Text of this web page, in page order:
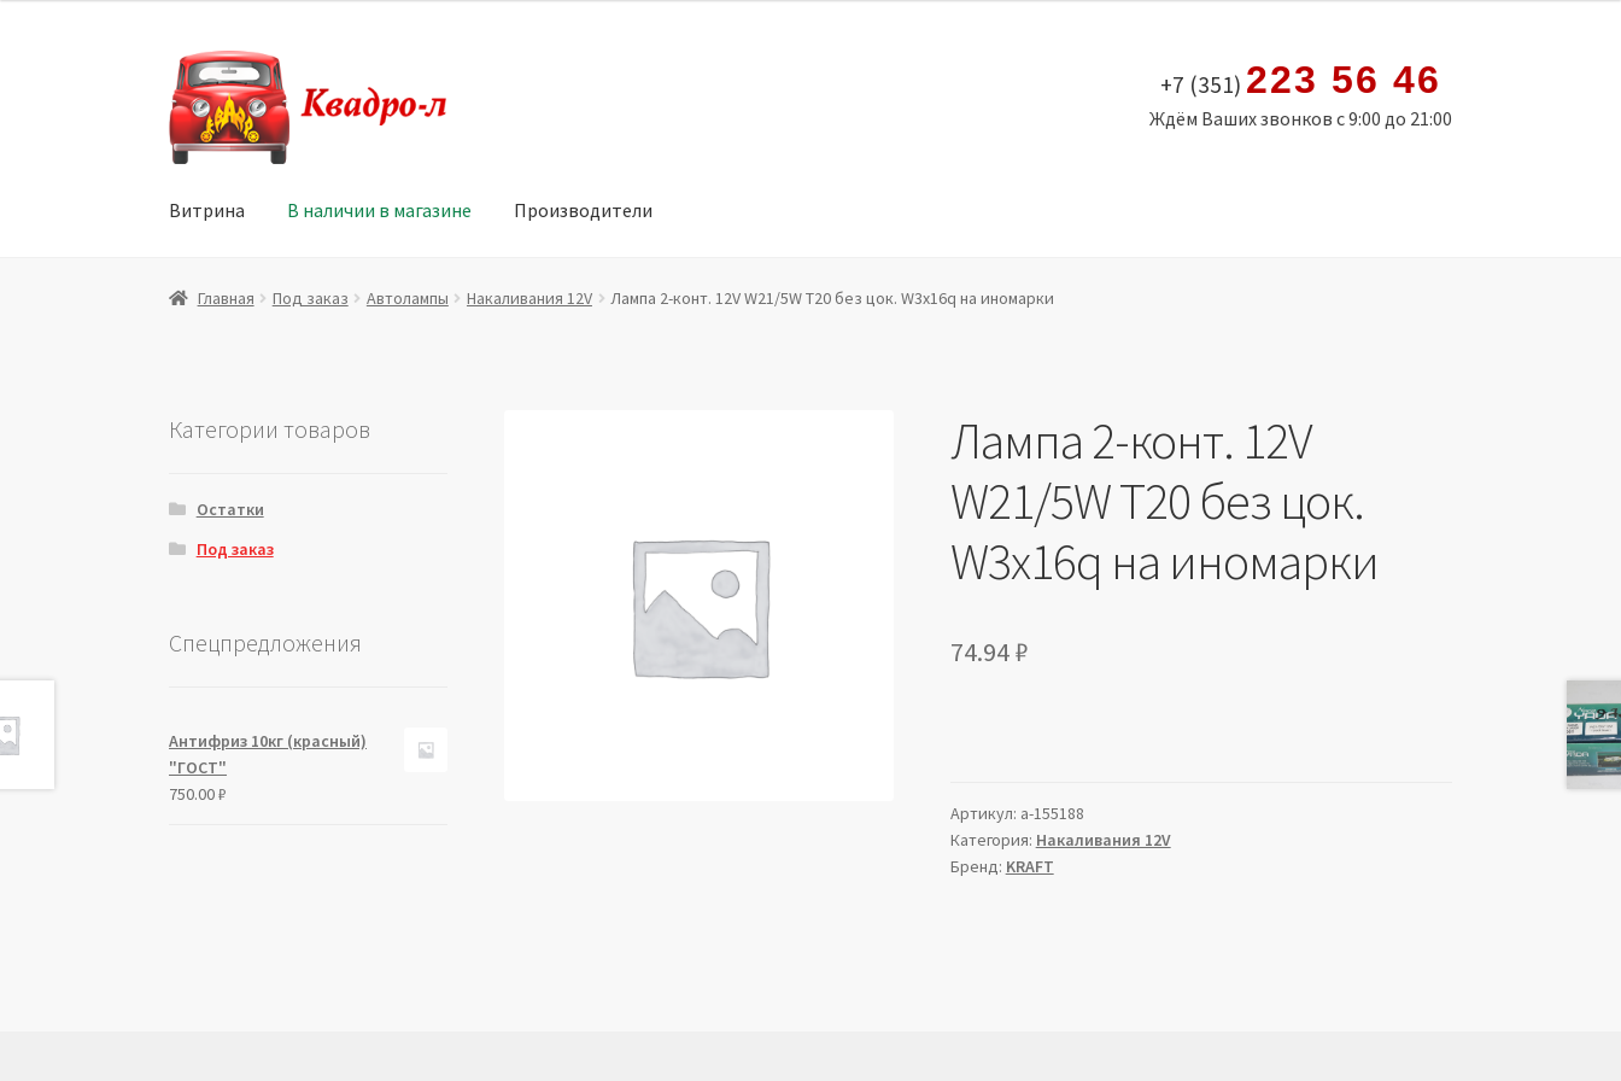
Перейти
к
навигации
Перейти
к
содержимому
+7 (351) 223 56 46
Ждём Ваших звонков с 9:00 до 21:00
Витрина В наличии в магазине Производители
Главная Витрина Мой аккаунт Политика в отношении обработки персональных данных Производители
Главная Под заказ Автолампы Накаливания 12V Лампа 2-конт. 12V W21/5W T20 без цок. W3x16q на иномарки
Лампа 2-конт. 12V
W21/5W T20 без цок.
W3x16q на иномарки
74.94₽
Артикул: a-155188
Категория: Накаливания 12V
Бренд: KRAFT
Категории товаров
Остатки
Под заказ
Спецпредложения
Антифриз 10кг (красный)
"ГОСТ"
750.00₽